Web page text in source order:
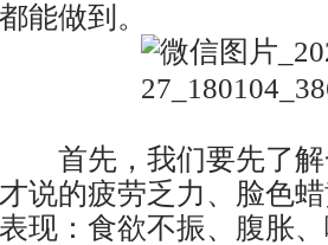
都能做到。
首先，我们要先了解
才说的疲劳乏力、脸色
表现：食欲不振、腹胀